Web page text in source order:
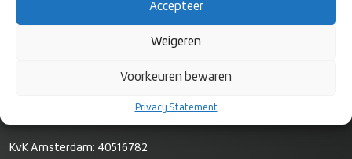
Accepteer
Weigeren
Voorkeuren bewaren
Privacy Statement
KvK Amsterdam: 40516782